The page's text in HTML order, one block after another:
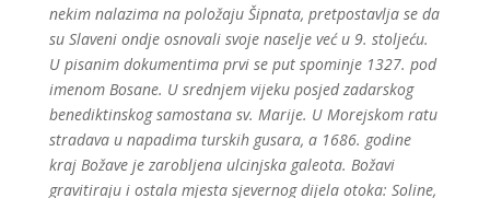
nekim nalazima na položaju Šipnata, pretpostavlja se da
su Slaveni ondje osnovali svoje naselje već u 9. stoljeću.
U pisanim dokumentima prvi se put spominje 1327. pod
imenom Bosane. U srednjem vijeku posjed zadarskog
benediktinskog samostana sv. Marije. U Morejskom ratu
stradava u napadima turskih gusara, a 1686. godine
kraj Božave je zarobljena ulcinjska galeota. Božavi
gravitiraju i ostala mjesta sjevernog dijela otoka: Soline,